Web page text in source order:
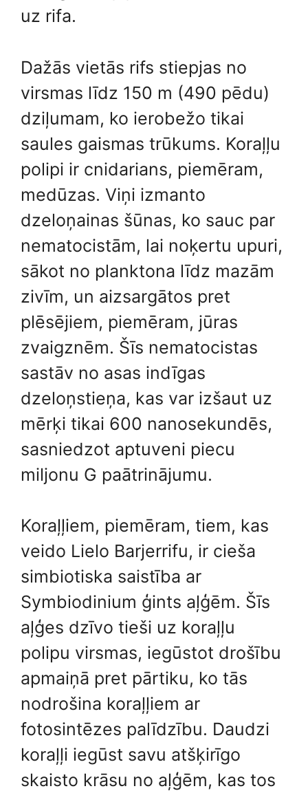
uz rifa.
Dažās vietās rifs stiepjas no
virsmas līdz 150 m (490 pēdu)
dziļumam, ko ierobežo tikai
saules gaismas trūkums. Koraļļu
polipi ir cnidarians, piemēram,
medūzas. Viņi izmanto
dzeloņainas šūnas, ko sauc par
nematocistām, lai noķertu upuri,
sākot no planktona līdz mazām
zivīm, un aizsargātos pret
plēsējiem, piemēram, jūras
zvaigznēm. Šīs nematocistas
sastāv no asas indīgas
dzeloņstieņa, kas var izšaut uz
mērķi tikai 600 nanosekundēs,
sasniedzot aptuveni piecu
miljonu G paātrinājumu.
Koraļļiem, piemēram, tiem, kas
veido Lielo Barjerrifu, ir cieša
simbiotiska saistība ar
Symbiodinium ģints aļģēm. Šīs
aļģes dzīvo tieši uz koraļļu
polipu virsmas, iegūstot drošību
apmaiņā pret pārtiku, ko tās
nodrošina koraļļiem ar
fotosintēzes palīdzību. Daudzi
koraļļi iegūst savu atšķirīgo
skaisto krāsu no aļģēm, kas tos